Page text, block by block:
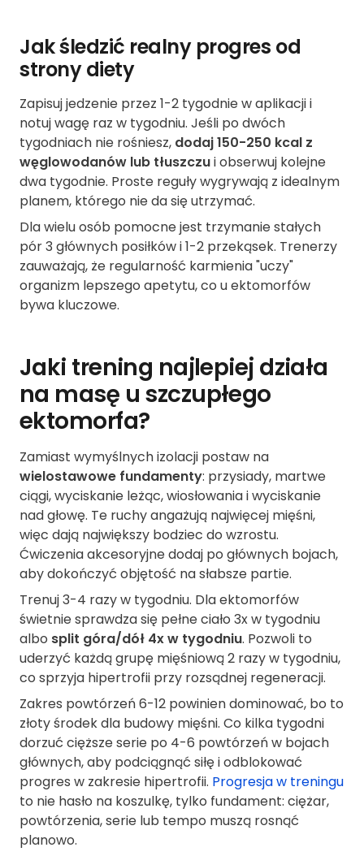
Jak śledzić realny progres od
strony diety
Zapisuj jedzenie przez 1-2 tygodnie w aplikacji i
notuj wagę raz w tygodniu. Jeśli po dwóch
tygodniach nie rośniesz, dodaj 150-250 kcal z
węglowodanów lub tłuszczui obserwuj kolejne
dwa tygodnie. Proste reguły wygrywają z idealnym
planem, którego nie da się utrzymać.
Dla wielu osób pomocne jest trzymanie stałych
pór 3 głównych posiłków i 1-2 przekąsek. Trenerzy
zauważają, że regularność karmienia "uczy"
organizm lepszego apetytu, co u ektomorfów
bywa kluczowe.
Jaki trening najlepiej działa
na masę u szczupłego
ektomorfa?
Zamiast wymyślnych izolacji postaw na
wielostawowe fundamenty: przysiady, martwe
ciągi, wyciskanie leżąc, wiosłowania i wyciskanie
nad głowę. Te ruchy angażują najwięcej mięśni,
więc dają największy bodziec do wzrostu.
Ćwiczenia akcesoryjne dodaj po głównych bojach,
aby dokończyć objętość na słabsze partie.
Trenuj 3-4 razy w tygodniu. Dla ektomorfów
świetnie sprawdza się pełne ciało 3x w tygodniu
albo split góra/dół 4x w tygodniu. Pozwoli to
uderzyć każdą grupę mięśniową 2 razy w tygodniu,
co sprzyja hipertrofii przy rozsądnej regeneracji.
Zakres powtórzeń 6-12 powinien dominować, bo to
złoty środek dla budowy mięśni. Co kilka tygodni
dorzuć cięższe serie po 4-6 powtórzeń w bojach
głównych, aby podciągnąć siłę i odblokować
progres w zakresie hipertrofii. Progresja w treningu
to nie hasło na koszulkę, tylko fundament: ciężar,
powtórzenia, serie lub tempo muszą rosnąć
planowo.